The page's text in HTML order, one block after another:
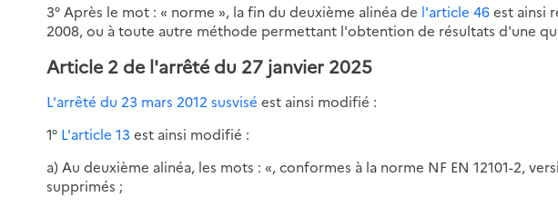
3° Après le mot : « norme », la fin du deuxième alinéa de l'article 46est ainsi
2008, ou à toute autre méthode permettant l'obtention de résultats d'une
Article 2 de l'arrêté du 27 janvier 2025
L'arrêté du 23 mars 2012 susvisé est ainsi modifié :
1° L'article 13 est ainsi modifié :
a) Au deuxième alinéa, les mots : «, conformes à la norme NF EN 12101-2,
supprimés ;